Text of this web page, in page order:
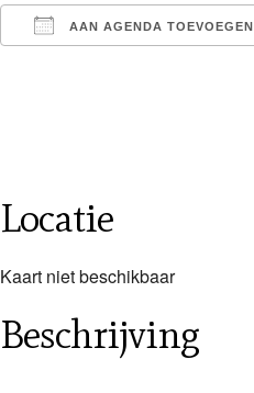
AAN AGENDA TOEVOEGEN
Locatie
Kaart niet beschikbaar
Beschrijving